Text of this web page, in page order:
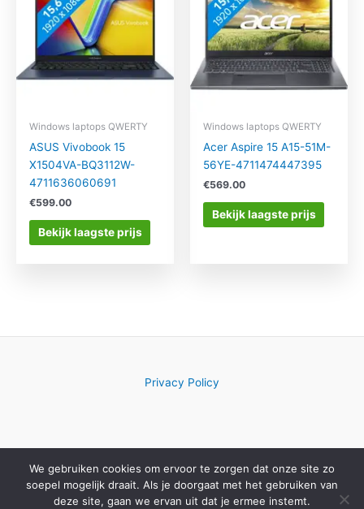
Windows laptops QWERTY
ASUS Vivobook 15
X1504VA-BQ3112W-
4711636060691
€599.00
Bekijk laagste prijs
Windows laptops QWERTY
Acer Aspire 15 A15-51M-
56YE-4711474447395
€569.00
Bekijk laagste prijs
Privacy Policy
Copyright © 2026 Computerwinkelkeuze.nl
We gebruiken cookies om ervoor te zorgen dat onze site zo
soepel mogelijk draait. Als je doorgaat met het gebruiken van
deze site, gaan we ervan uit dat je ermee instemt.